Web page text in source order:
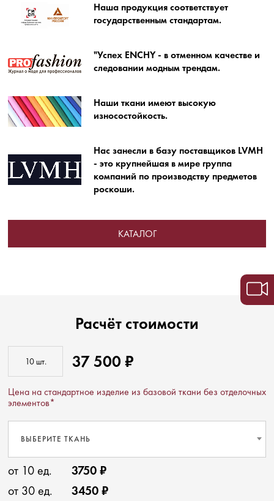
Наша продукция соответствует
государственным стандартам.
"Успех ENCHY - в отменном качестве и
следовании модным трендам.
Наши ткани имеют высокую
износостойкость.
Нас занесли в базу поставщиков LVMH
- это крупнейшая в мире группа
компаний по производству предметов
роскоши.
КАТАЛОГ
Расчёт стоимости
37 500 ₽
Цена на стандартное изделие из базовой ткани без отделочных
элементов*
ВЫБЕРИТЕ ТКАНЬ
от 10 ед.
3750 ₽
от 30 ед.
3450 ₽